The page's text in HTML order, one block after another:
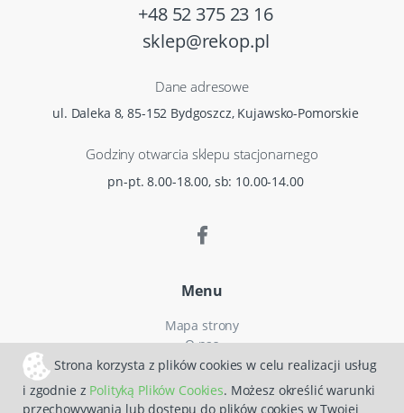
Strona korzysta z plików cookies w celu realizacji usług
i zgodnie z Polityką Plików Cookies. Możesz określić warunki
przechowywania lub dostępu do plików cookies w Twojej
+48 52 375 23 16
sklep@rekop.pl
Dane adresowe
ul. Daleka 8, 85-152 Bydgoszcz, Kujawsko-Pomorskie
Godziny otwarcia sklepu stacjonarnego
pn-pt. 8.00-18.00, sb: 10.00-14.00
Menu
Mapa strony
O nas
Czas i koszty dostawy
Reklamacje
Regulamin zakupów